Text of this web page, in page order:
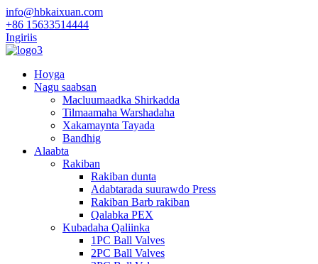
info@hbkaixuan.com
+86 15633514444
Ingiriis
Hoyga
Nagu saabsan
Macluumaadka Shirkadda
Tilmaamaha Warshadaha
Xakamaynta Tayada
Bandhig
Alaabta
Rakiban
Rakiban dunta
Adabtarada suurawdo Press
Rakiban Barb rakiban
Qalabka PEX
Kubadaha Qaliinka
1PC Ball Valves
2PC Ball Valves